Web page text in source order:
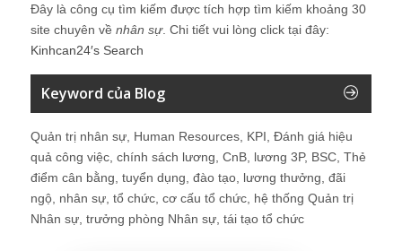
Đây là công cụ tìm kiếm được tích hợp tìm kiếm khoảng 30
site chuyên về nhân sự. Chi tiết vui lòng click tại đây:
Kinhcan24′s Search
Keyword của Blog
Quản trị nhân sự, Human Resources, KPI, Đánh giá hiệu
quả công việc, chính sách lương, CnB, lương 3P, BSC, Thẻ
điểm cân bằng, tuyển dụng, đào tạo, lương thưởng, đãi
ngộ, nhân sự, tổ chức, cơ cấu tổ chức, hệ thống Quản trị
Nhân sự, trưởng phòng Nhân sự, tái tạo tổ chức